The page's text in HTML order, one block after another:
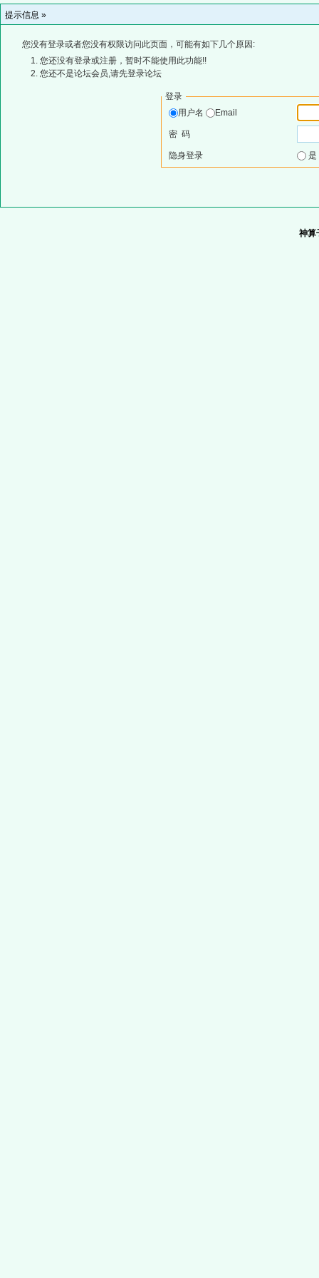
提示信息 »
您没有登录或者您没有权限访问此页面，可能有如下几个原因:
您还没有登录或注册，暂时不能使用此功能!!
您还不是论坛会员,请先登录论坛
登录
用户名
Email
密 码
隐身登录
神算